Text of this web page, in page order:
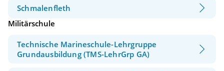
Schmalenfleth
Militärschule
Technische Marineschule-Lehrgruppe
Grundausbildung (TMS-LehrGrp GA)